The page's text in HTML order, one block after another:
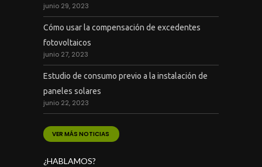
junio 29, 2023
Cómo usar la compensación de excedentes
fotovoltaicos
junio 27, 2023
Estudio de consumo previo a la instalación de
paneles solares
junio 22, 2023
VER MÁS NOTICIAS
¿HABLAMOS?